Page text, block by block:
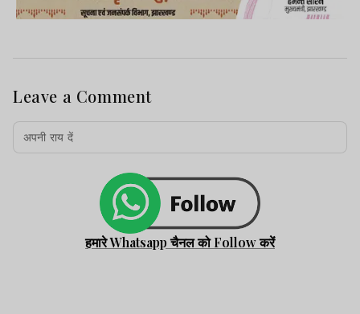
Leave a Comment
हमारे Whatsapp चैनल को Follow करें